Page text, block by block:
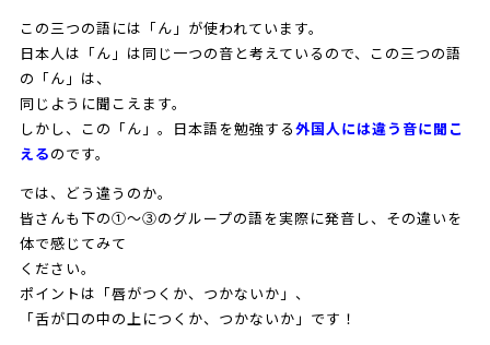
この三つの語には「ん」が使われています。
日本人は「ん」は同じ一つの音と考えているので、この三つの語
の「ん」は、
同じように聞こえます。
しかし、この「ん」。日本語を勉強する外国人には違う音に聞こ
えるのです。
では、どう違うのか。
皆さんも下の①～③のグループの語を実際に発音し、その違いを
体で感じてみて
ください。
ポイントは「唇がつくか、つかないか」、
「舌が口の中の上につくか、つかないか」です！